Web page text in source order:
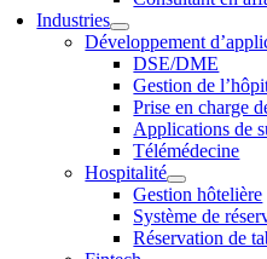
Industries
Développement
DSE/DME
Gestion de
Prise en charge
Applications de
Télémédecine
Hospitalité
Gestion hôtelière
Système de
Réservation de